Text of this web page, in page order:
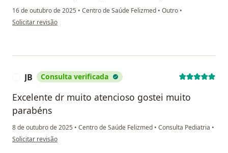
16 de outubro de 2025 • Centro de Saúde Felizmed • Outro •
na opinião do utilizador SS
Solicitar revisão
JB Consulta verificada
Excelente dr muito atencioso gostei muito
parabéns
8 de outubro de 2025 • Centro de Saúde Felizmed • Consulta Pediatria •
na opinião do utilizador JB
Solicitar revisão